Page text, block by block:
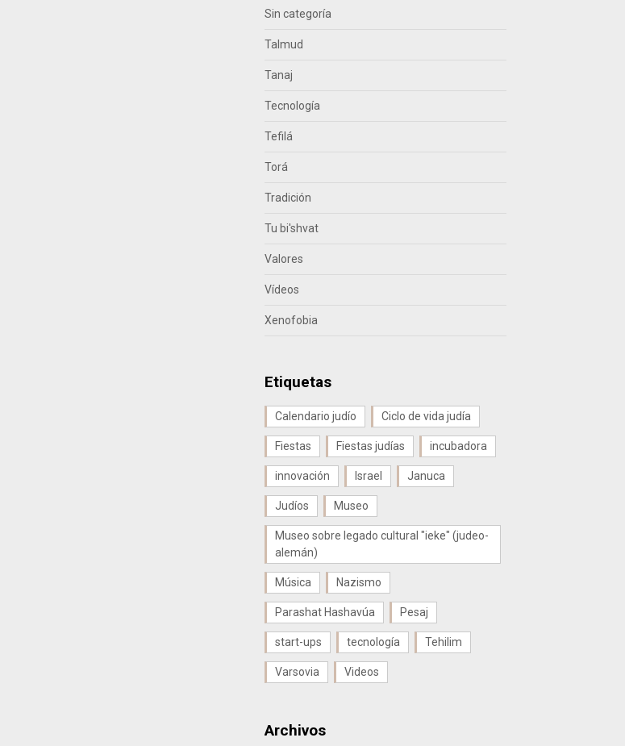
Sin categoría
Talmud
Tanaj
Tecnología
Tefilá
Torá
Tradición
Tu bi'shvat
Valores
Vídeos
Xenofobia
Etiquetas
Calendario judío Ciclo de vida judía
Fiestas Fiestas judías incubadora
innovación Israel Januca
Judíos Museo
Museo sobre legado cultural "ieke" (judeo-
alemán)
Música Nazismo
Parashat Hashavúa Pesaj
start-ups tecnología Tehilim
Varsovia Videos
Archivos